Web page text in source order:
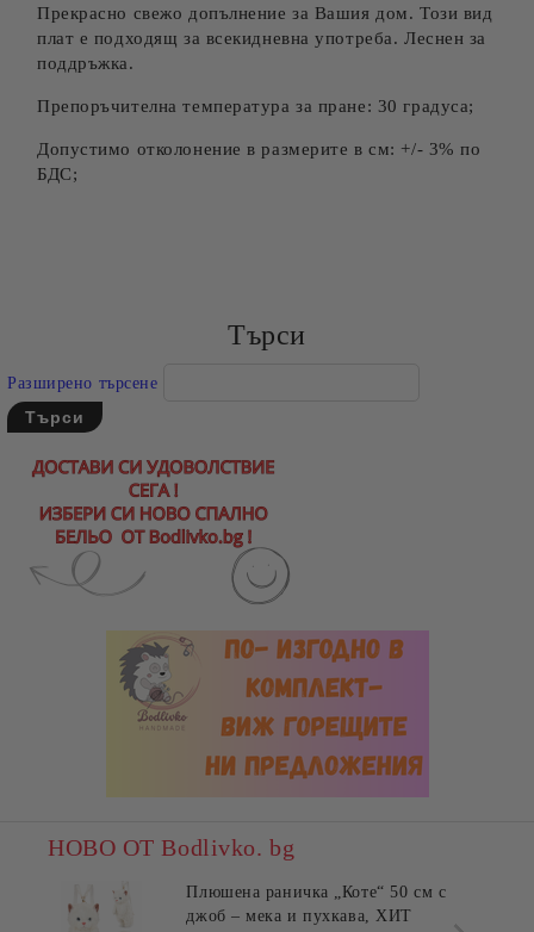
Прекрасно свежо допълнение за Вашия дом. Този вид
плат е подходящ за всекидневна употреба. Леснен за
поддръжка.
Препоръчителна температура за пране: 30 градуса;
Допустимо отколонение в размерите в см: +/- 3% по
БДС;
Търси
Разширено търсене
НОВО ОТ Bodlivko. bg
Плюшена раничка „Коте“ 50 см с
джоб – мека и пухкава, ХИТ